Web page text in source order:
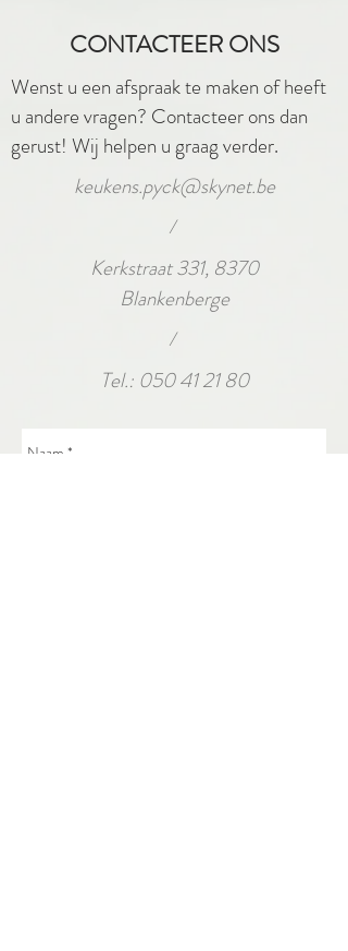
CONTACTEER ONS
Wenst u een afspraak te maken of heeft
u andere vragen? Contacteer ons dan
gerust! Wij helpen u graag verder.
keukens.pyck@skynet.be
/
Kerkstraat 331, 8370
Blankenberge
/
Tel.: 050 41 21 80